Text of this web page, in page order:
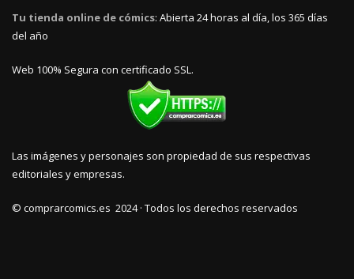
Tu tienda online de cómics: Abierta 24 horas al día, los 365 días
del año
Web 100% Segura con certificado SSL.
Las imágenes y personajes son propiedad de sus respectivas
editoriales y empresas.
© comprarcomics.es 2024 · Todos los derechos reservados